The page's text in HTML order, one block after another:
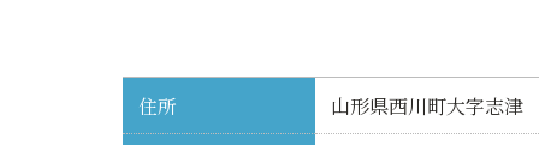
住所 山形県西川町大字志津